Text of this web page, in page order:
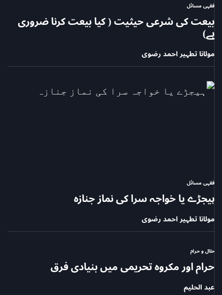
POSTED
IN
فقہی مسائل
بیعت کی شرعی حیثیت ( کیا بیعت کرنا ضروری
ہے)
مولانا تطہیر احمد رضوی
POSTED
IN
فقہی مسائل
ہیجڑے یا خواجہ سرا کی نماز جنازہ
مولانا تطہیر احمد رضوی
POSTED
IN
حلال و حرام
حرام اور مکروہ تحریمی میں بنیادی فرق
عبد الحلیم